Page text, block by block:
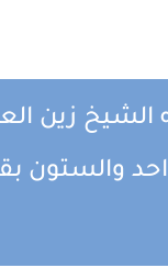
الشيخ زين
والستون